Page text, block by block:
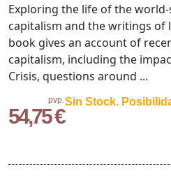
pvp.
54,75 €
Sin Stock.
Exploring the life of the
capitalism and the writings of
book gives an account of
capitalism, including the
Crisis, questions around ...